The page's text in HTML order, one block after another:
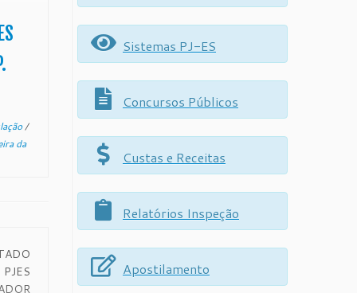
do
/
da
Sistemas PJ-ES
Concursos Públicos
Custas e Receitas
Relatórios Inspeção
Apostilamento